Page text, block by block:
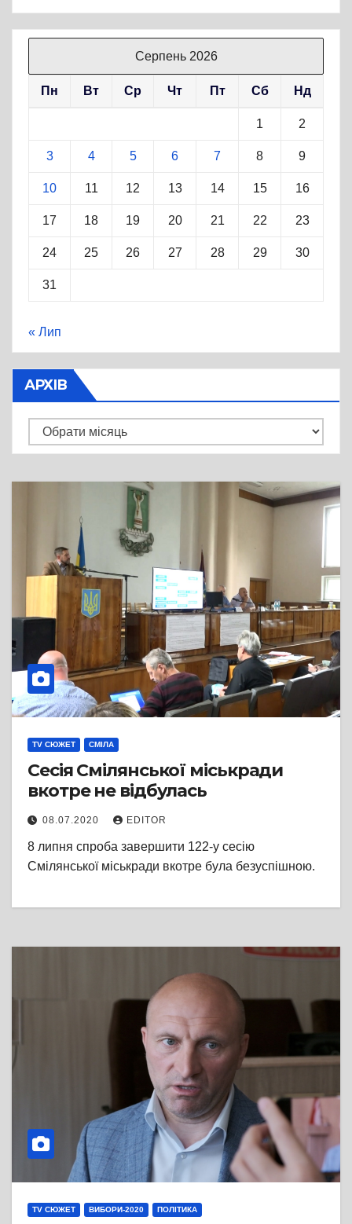
Серпень 2026
Пн Вт Ср Чт Пт Сб Нд
1 2
3 4 5 6 7 8 9
10 11 12 13 14 15 16
17 18 19 20 21 22 23
24 25 26 27 28 29 30
31
« Лип
АРХІВ
Архів
TV СЮЖЕТ СМІЛА
Сесія Смілянської міськради
вкотре не відбулась
08.07.2020 EDITOR
8 липня спроба завершити 122-у сесію
Смілянської міськради вкотре була безуспішною.
TV СЮЖЕТ ВИБОРИ-2020 ПОЛІТИКА